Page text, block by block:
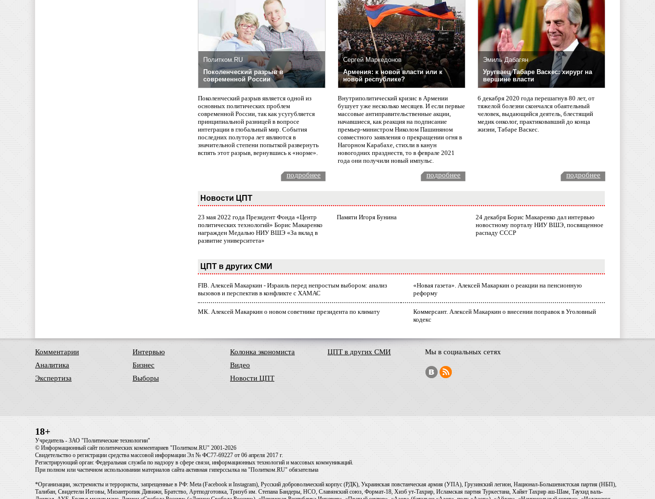
Политком.RU
Поколенческий разрыв в
современной России
Поколенческий разрыв является одной из
основных политических проблем
современной России, так как усугубляется
принципиальной разницей в вопросе
интеграции в глобальный мир. События
последних полутора лет являются в
значительной степени попыткой развернуть
вспять этот разрыв, вернувшись к «норме».
Сергей Маркедонов
Армения: к новой власти или к
новой республике?
Внутриполитический кризис в Армении
бушует уже несколько месяцев. И если первые
массовые антиправительственные акции,
начавшиеся, как реакция на подписание
премьер-министром Николом Пашиняном
совместного заявления о прекращении огня в
Нагорном Карабахе, стихли в канун
новогодних празднеств, то в феврале 2021
года они получили новый импульс.
Эмиль Дабагян
Уругваец Табаре Васкес: хирург на
вершине власти
6 декабря 2020 года перешагнув 80 лет, от
тяжелой болезни скончался обаятельный
человек, выдающийся деятель, блестящий
медик онколог, практиковавший до конца
жизни, Табаре Васкес.
подробнее подробнее подробнее
Новости ЦПТ
23 мая 2022 года Президент Фонда «Центр
политических технологий» Борис Макаренко
награжден Медалью НИУ ВШЭ «За вклад в
развитие университета»
Памяти Игоря Бунина
24 декабря Борис Макаренко дал интервью
новостному порталу НИУ ВШЭ, посвященное
распаду СССР
ЦПТ в других СМИ
FIB. Алексей Макаркин - Израиль перед непростым выбором: анализ
вызовов и перспектив в конфликте с ХАМАС
«Новая газета». Алексей Макаркин о реакции на пенсионную
реформу
МК. Алексей Макаркин о новом советнике президента по климату
Коммерсант. Алексей Макаркин о внесении поправок в Уголовный
кодекс
Комментарии
Аналитика
Экспертиза
Интервью
Бизнес
Выборы
Колонка экономиста
Видео
Новости ЦПТ
ЦПТ в других СМИ Мы в социальных сетях
18+
Учредитель - ЗАО "Политические технологии"
© Информационный сайт политических комментариев "Политком.RU" 2001-2026
Свидетельство о регистрации средства массовой информации Эл № ФС77-69227 от 06 апреля 2017 г.
Регистрирующий орган: Федеральная служба по надзору в сфере связи, информационных технологий и массовых коммуникаций.
При полном или частичном использовании материалов сайта активная гиперссылка на "Политком.RU" обязательна
*Организации, экстремисты и террористы, запрещенные в РФ: Meta (Facebook и Instagram), Русский добровольческий корпус (РДК), Украинская повстанческая армия (УПА), Грузинский легион, Национал-Большевистская партия (НБП),
Талибан, Свидетели Иеговы, Мизантропик Дивижн, Братство, Артподготовка, Тризуб им. Степана Бандеры, НСО, Славянский союз, Формат-18, Хизб ут-Тахрир, Исламская партия Туркестана, Хайят Тахрир аш-Шам, Таухид валь-